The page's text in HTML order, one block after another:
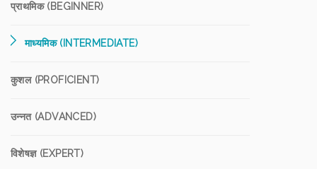
प्राथमिक (BEGINNER)
माध्यमिक (INTERMEDIATE)
कुशल (PROFICIENT)
उन्नत (ADVANCED)
विशेषज्ञ (EXPERT)